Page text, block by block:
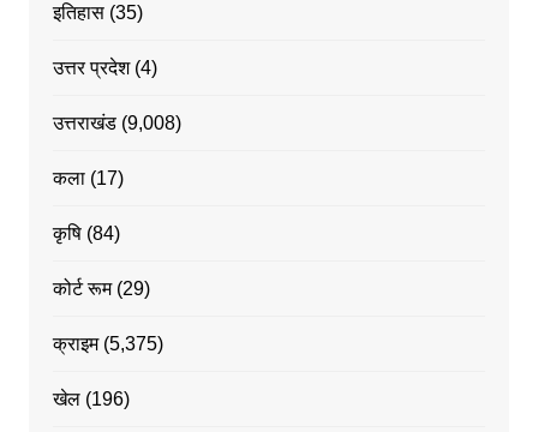
इतिहास(35)
उत्तर प्रदेश(4)
उत्तराखंड(9,008)
कला(17)
कृषि(84)
कोर्ट रूम(29)
क्राइम(5,375)
खेल(196)